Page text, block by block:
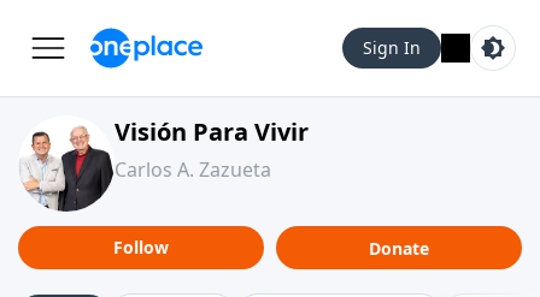
Sign In
Visión Para Vivir
Carlos A. Zazueta
Follow Donate